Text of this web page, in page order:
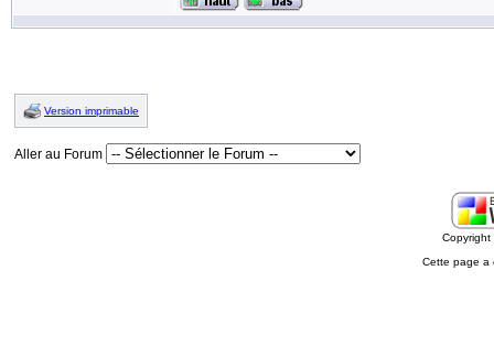
Version imprimable
Aller au Forum
Cette page a